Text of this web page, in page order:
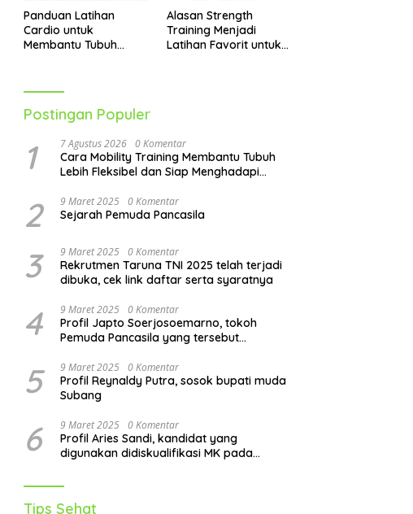
Panduan Latihan
Cardio untuk
Membantu Tubuh
Alasan Strength
Training Menjadi
Latihan Favorit untuk
Postingan Populer
1 7 Agustus 2026 0 Komentar
Cara Mobility Training Membantu Tubuh
Lebih Fleksibel dan Siap Menghadapi
2 9 Maret 2025 0 Komentar
Sejarah Pemuda Pancasila
3 9 Maret 2025 0 Komentar
Rekrutmen Taruna TNI 2025 telah terjadi
dibuka, cek link daftar serta syaratnya
4 9 Maret 2025 0 Komentar
Profil Japto Soerjosoemarno, tokoh
Pemuda Pancasila yang tersebut
5 9 Maret 2025 0 Komentar
Profil Reynaldy Putra, sosok bupati muda
Subang
6 9 Maret 2025 0 Komentar
Profil Aries Sandi, kandidat yang
digunakan didiskualifikasi MK pada
Tips Sehat